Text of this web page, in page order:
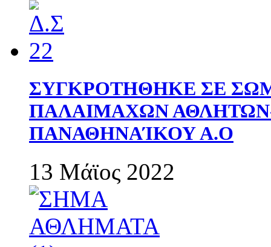
ΣΥΓΚΡΟΤΗΘΗΚΕ ΣΕ
ΠΑΛΑΙΜΑΧΩΝ
ΠΑΝΑΘΗΝΑΊΚΟΥ Α.Ο
13 Μάϊος 2022